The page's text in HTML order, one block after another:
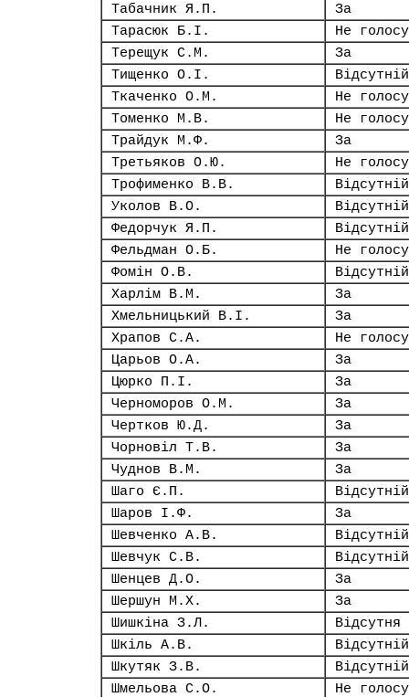
Табачник Я.П.
За
Тарасюк Б.І.
Не
Терещук С.М.
За
Тищенко О.І.
Відсутній
Ткаченко О.М.
Не
Томенко М.В.
Не
Трайдук М.Ф.
За
Третьяков О.Ю.
Не
Трофименко В.В.
Відсутній
Уколов В.О.
Відсутній
Федорчук Я.П.
Відсутній
Фельдман О.Б.
Не
Фомін О.В.
Відсутній
Харлім В.М.
За
Хмельницький В.І.
За
Храпов С.А.
Не
Царьов О.А.
За
Цюрко П.І.
За
Черноморов О.М.
За
Чертков Ю.Д.
За
Чорновіл Т.В.
За
Чуднов В.М.
За
Шаго Є.П.
Відсутній
Шаров І.Ф.
За
Шевченко А.В.
Відсутній
Шевчук С.В.
Відсутній
Шенцев Д.О.
За
Шершун М.Х.
За
Шишкіна З.Л.
Відсутня
Шкіль А.В.
Відсутній
Шкутяк З.В.
Відсутній
Шмельова С.О.
Не